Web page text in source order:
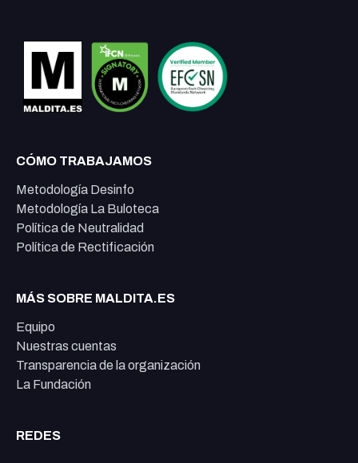
CÓMO TRABAJAMOS
Metodología Desinfo
Metodología La Buloteca
Política de Neutralidad
Política de Rectificación
MÁS SOBRE MALDITA.ES
Equipo
Nuestras cuentas
Transparencia de la organización
La Fundación
REDES